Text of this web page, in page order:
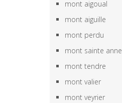
mont aigoual
mont aiguille
mont perdu
mont sainte anne
mont tendre
mont valier
mont veyrier